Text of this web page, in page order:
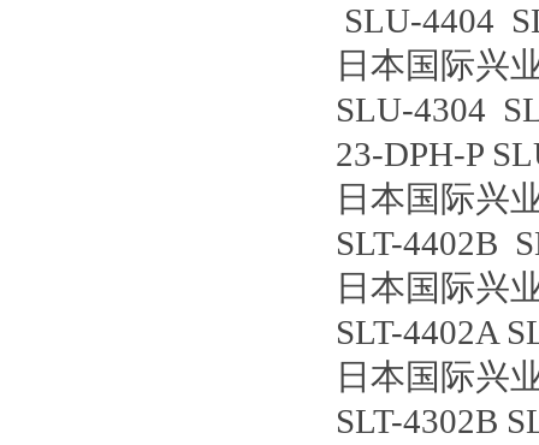
SLU-4404
日本国际兴
SLU-4304
23-DPH-P
日本国际兴
SLT-4402B
日本国际兴
SLT-4402A
日本国际兴
SLT-4302B